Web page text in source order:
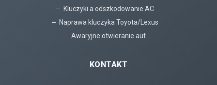
Kluczyki a odszkodowanie AC
Naprawa kluczyka Toyota/Lexus
Awaryjne otwieranie aut
KONTAKT